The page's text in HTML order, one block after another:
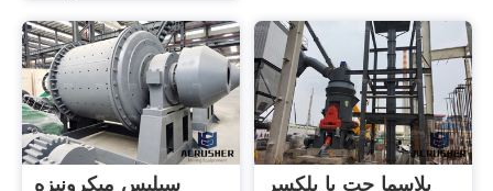
سیلیس میکرونیزه
پلاسما جت یا پلکسر